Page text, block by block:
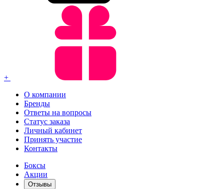
+
О компании
Бренды
Ответы на вопросы
Статус заказа
Личный кабинет
Принять участие
Контакты
Боксы
Акции
Отзывы